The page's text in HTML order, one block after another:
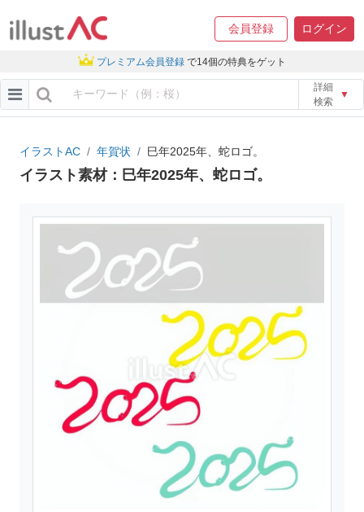
会員登録 ログイン
プレミアム会員登録 で14個の特典をゲット
詳細
検索
▼
イラストAC 年賀状 巳年2025年、蛇ロゴ。
イラスト素材：巳年2025年、蛇ロゴ。